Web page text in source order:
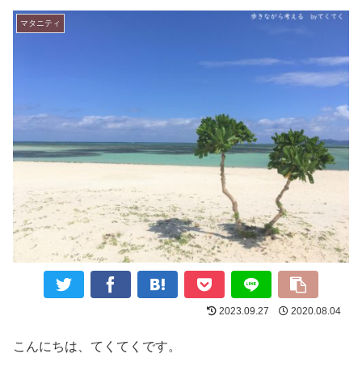
マタニティ
2023.09.27 2020.08.04
こんにちは、てくてくです。